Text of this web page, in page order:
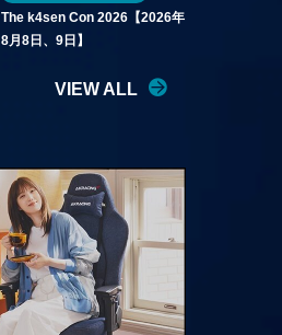
The k4sen Con 2026【2026年
8月8日、9日】
VIEW ALL